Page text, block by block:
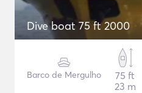
Dive boat 75 ft 2000
Barco de Mergulho
75 ft
23 m